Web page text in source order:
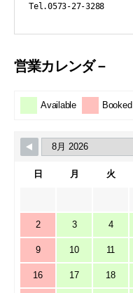
Tel.0573-27-3288
営業カレンダ－
Available Booked
日 月 火
2 3 4
9 10 11
16 17 18